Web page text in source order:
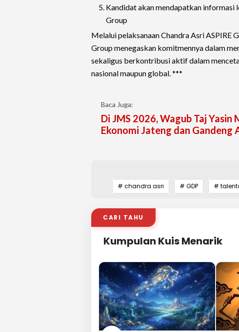
Kandidat akan mendapatkan informasi
Group
Melalui pelaksanaan Chandra Asri ASPIRE
Group menegaskan komitmennya dalam
sekaligus berkontribusi aktif dalam
nasional maupun global. ***
Baca Juga:
Di JMS 2026, Wagub Taj
Ekonomi Jateng dan Gandeng
# chandra asri # GDP #
CARI TAHU
Kumpulan Kuis Menarik